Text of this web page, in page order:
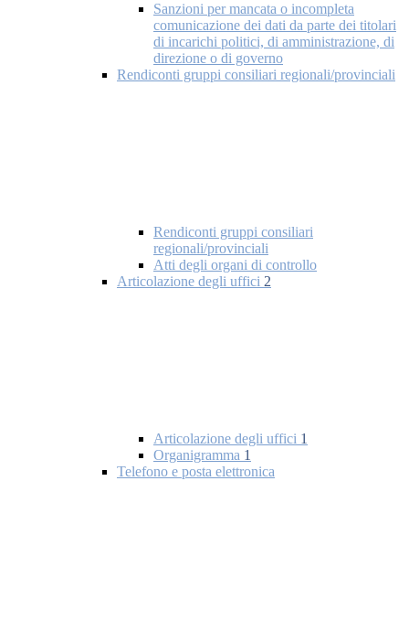
Sanzioni per mancata o incompleta
comunicazione dei dati da parte dei titolari
di incarichi politici, di amministrazione, di
direzione o di governo
Rendiconti gruppi consiliari regionali/provinciali
Rendiconti gruppi consiliari
regionali/provinciali
Atti degli organi di controllo
Articolazione degli uffici 2
Articolazione degli uffici 1
Organigramma 1
Telefono e posta elettronica